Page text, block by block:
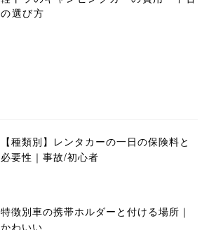
の選び方
【種類別】レンタカーの一日の保険料と
必要性｜事故/初心者
特徴別車の携帯ホルダーと付ける場所｜
かわいい